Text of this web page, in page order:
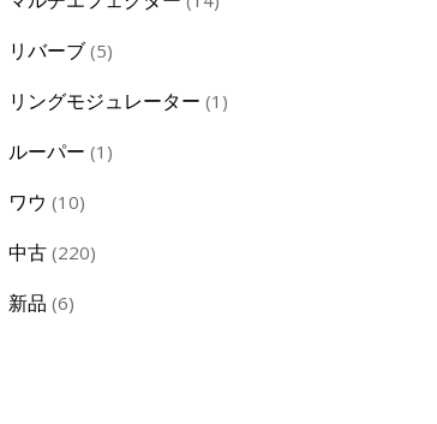
リバーブ 55
リングモジュレーター 1 1
ルーパー 1 1
ワウ 1010
中古 220220
新品 66